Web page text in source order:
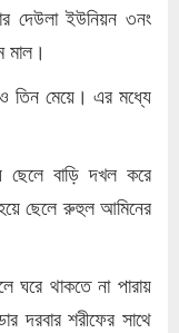
দেউলা ইউনিয়ন ৩নং
মাল।
তিন মেয়ে। এর মধ্যে
বাড়ি দখল করে
ছেলে রুহুল আমিনের
ঘরে থাকতে না পারায়
দরবার শরীফের সাথে